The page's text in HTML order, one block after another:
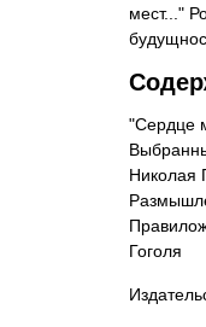
мест..."
"Сердце
Николая
Гоголя